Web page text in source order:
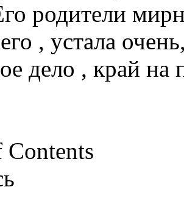
родители
, устала
дело , край на
Contents